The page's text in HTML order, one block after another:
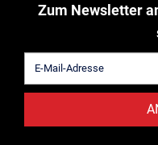
Zum Newsletter